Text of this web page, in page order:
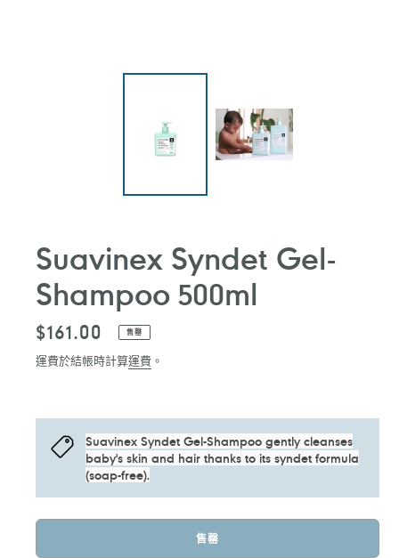
Suavinex Syndet Gel-
Shampoo 500ml
定
價
$161.00 售罄
運費於結帳時計算運費 。
Suavinex Syndet Gel-Shampoo gently cleanses
baby's skin and hair thanks to its syndet formula
(soap-free).
售罄